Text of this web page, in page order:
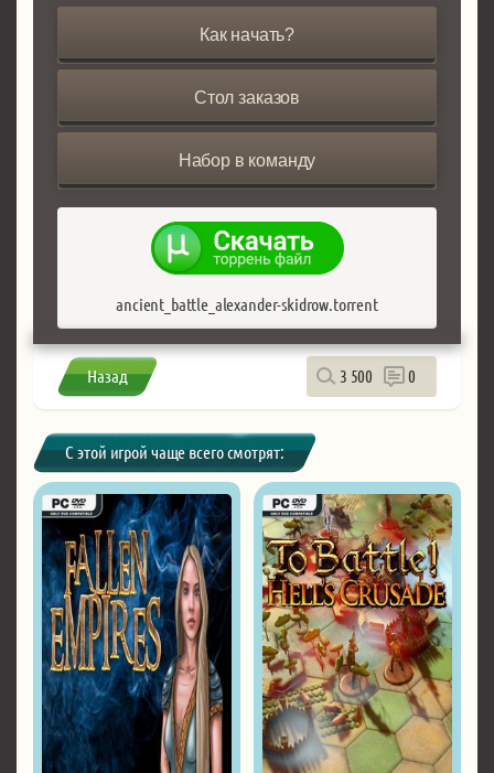
Как начать?
Стол заказов
Набор в команду
ancient_battle_alexander-skidrow.torrent
Назад 3 500 0
С этой игрой чаще всего смотрят: